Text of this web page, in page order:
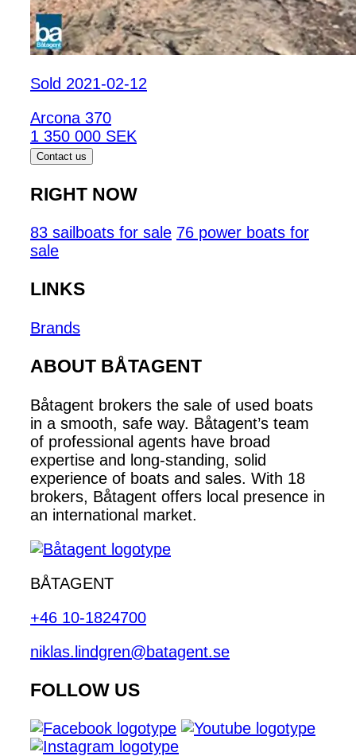
Sold 2021-02-12
Arcona 370
1 350 000 SEK
Contact us
RIGHT NOW
83 sailboats for sale 76 power boats for
sale
LINKS
Brands
ABOUT BÅTAGENT
Båtagent brokers the sale of used boats
in a smooth, safe way. Båtagent’s team
of professional agents have broad
expertise and long-standing, solid
experience of boats and sales. With 18
brokers, Båtagent offers local presence in
an international market.
BÅTAGENT
+46 10-1824700
niklas.lindgren@batagent.se
FOLLOW US